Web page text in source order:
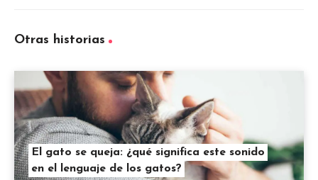
Otras historias
El gato se queja: ¿qué significa este sonido
en el lenguaje de los gatos?